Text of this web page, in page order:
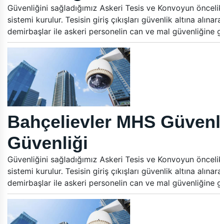
Güvenliğini sağladığımız Askeri Tesis ve Konvoyun
sistemi kurulur. Tesisin giriş çıkışları güvenlik altına
demirbaşlar ile askeri personelin can ve mal
Bahçelievler MHS
Güvenliği
Güvenliğini sağladığımız Askeri Tesis ve Konvoyun
sistemi kurulur. Tesisin giriş çıkışları güvenlik altına
demirbaşlar ile askeri personelin can ve mal